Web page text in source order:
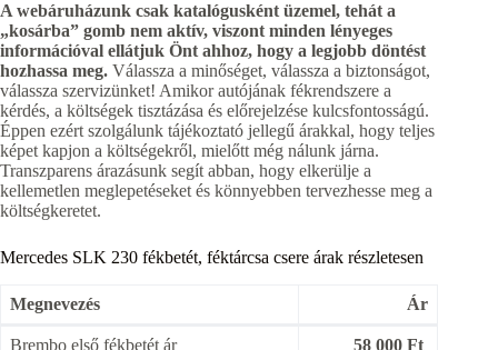
A webáruházunk csak katalógusként üzemel, tehát a
„kosárba” gomb nem aktív, viszont minden lényeges
információval ellátjuk Önt ahhoz, hogy a legjobb döntést
hozhassa meg. Válassza a minőséget, válassza a biztonságot,
válassza szervizünket! Amikor autójának fékrendszere a
kérdés, a költségek tisztázása és előrejelzése kulcsfontosságú.
Éppen ezért szolgálunk tájékoztató jellegű árakkal, hogy teljes
képet kapjon a költségekről, mielőtt még nálunk járna.
Transzparens árazásunk segít abban, hogy elkerülje a
kellemetlen meglepetéseket és könnyebben tervezhesse meg a
költségkeretet.
Mercedes SLK 230 fékbetét, féktárcsa csere árak részletesen
Megnevezés Ár
Brembo első fékbetét ár 58 000 Ft